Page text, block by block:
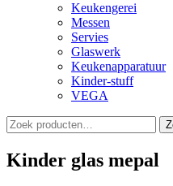
Keukengerei
Messen
Servies
Glaswerk
Keukenapparatuur
Kinder-stuff
VEGA
Zoeken
naar:
Kinder glas mepal